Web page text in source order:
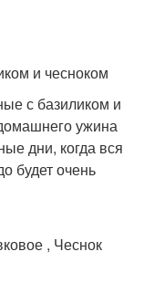
и чесноком
с базиликом и
ужина
дни, когда вся
будет очень
, Чеснок